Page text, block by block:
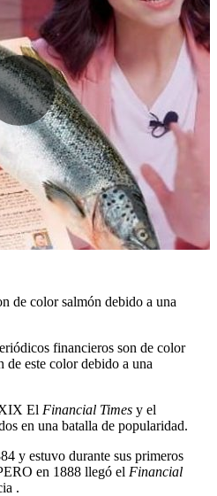
de color salmón debido a una
financieros son de color
este color debido a una
El Financial Times y el
en una batalla de popularidad.
y estuvo durante sus primeros
en 1888 llegó el Financial
.